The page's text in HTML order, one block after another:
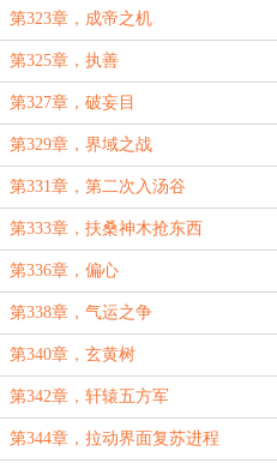
第323章，成帝之机
第325章，执善
第327章，破妄目
第329章，界域之战
第331章，第二次入汤谷
第333章，扶桑神木抢东西
第336章，偏心
第338章，气运之争
第340章，玄黄树
第342章，轩辕五方军
第344章，拉动界面复苏进程